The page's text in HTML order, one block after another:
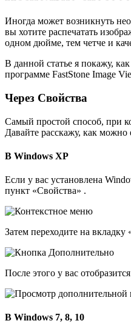
Иногда может возникнуть
вы хотите распечатать
одном дюйме, тем четче и
В данной статье я покажу,
программе FastStone Image
Через Свойства
Самый простой способ, при
Давайте расскажу, как
В Windows XP
Если у вас установлена
пункт «Свойства» .
Затем переходите на
После этого у вас
В Windows 7, 8, 10